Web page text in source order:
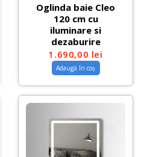
Oglinda baie Cleo
120 cm cu
iluminare si
dezaburire
1.690,00 lei
Adaugă în coș